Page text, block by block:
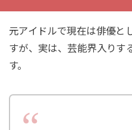
元アイドルで現在は俳優と
すが、実は、芸能界入りす
す。